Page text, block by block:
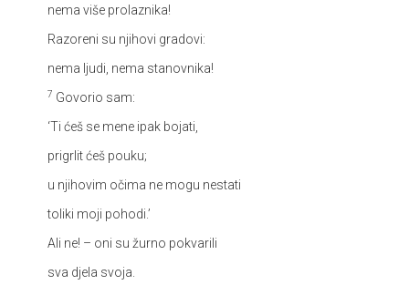
nema više prolaznika!
Razoreni su njihovi gradovi:
nema ljudi, nema stanovnika!
7 Govorio sam:
‘Ti ćeš se mene ipak bojati,
prigrlit ćeš pouku;
u njihovim očima ne mogu nestati
toliki moji pohodi.’
Ali ne! – oni su žurno pokvarili
sva djela svoja.